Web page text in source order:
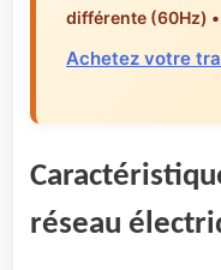
différente (60Hz)
Achetez votre
réseau